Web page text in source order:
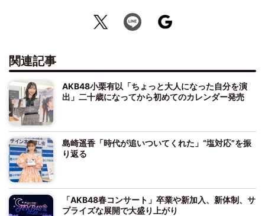
関連記事
AKB48小栗有以「ちょっと大人になった自分を演
出」二十歳になってから初めてのカレンダー発売
島崎遥香「時代が追いついてくれた」“塩対応”を振
り返る
「AKB48春コンサート」卒業や新加入、新体制、サ
プライズな展開で大盛り上がり